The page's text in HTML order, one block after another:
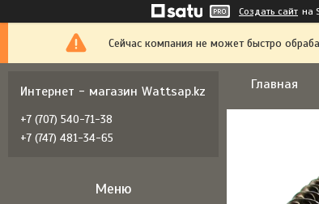
Создать сайт на
Сейчас компания не может быстро
Главная
Интернет - магазин Wattsap.kz
+7 (707) 540-71-38
+7 (747) 481-34-65